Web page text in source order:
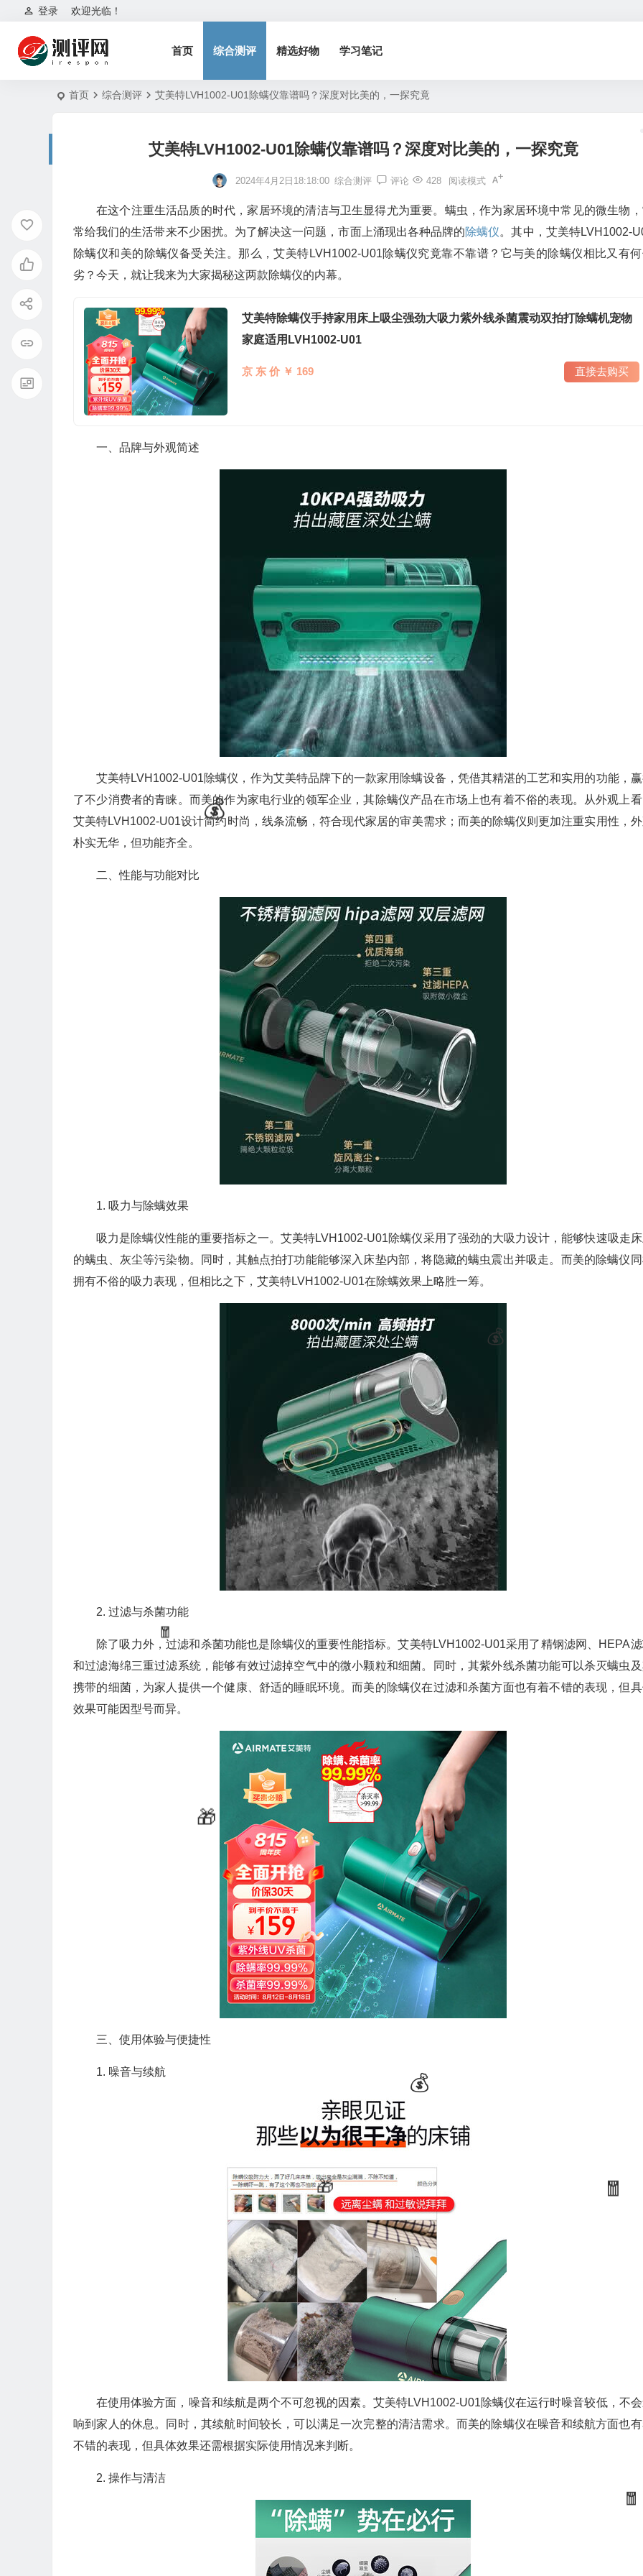
欢迎光临！
登录
首页 综合测评 精选好物 学习笔记
首页 综合测评 艾美特LVH1002-U01除螨仪靠谱吗？深度对比美的，一探究竟
艾美特LVH1002-U01除螨仪靠谱吗？深度对比美的，一探究竟
2024年4月2日18:18:00 综合测评 评论 428 阅读模式
在这个注重生活品质的时代，家居环境的清洁与卫生显得尤为重要。螨虫，作为家居环境中常见的微生物
常给我们的生活带来不少困扰。为了解决这一问题，市面上涌现出各种品牌的除螨仪。其中，艾美特LVH1002-
除螨仪和美的除螨仪备受关注。那么，艾美特LVH1002-U01除螨仪究竟靠不靠谱？它与美的除螨仪相比又有
劣？今天，就让我来为大家揭秘这两款除螨仪的内幕。
艾美特除螨仪手持家用床上吸尘强劲大吸力紫外线杀菌震动双拍打除螨机宠物
家庭适用LVH1002-U01
京 东 价 ￥ 169 直接去购买
一、品牌与外观简述
艾美特LVH1002-U01除螨仪，作为艾美特品牌下的一款家用除螨设备，凭借其精湛的工艺和实用的功能，
了不少消费者的青睐。而美的作为家电行业的领军企业，其除螨仪产品在市场上也有着不俗的表现。从外观上
艾美特LVH1002-U01设计简约时尚，线条流畅，符合现代家居的审美需求；而美的除螨仪则更加注重实用性，
朴实无华，但功能齐全。
二、性能与功能对比
1. 吸力与除螨效果
吸力是除螨仪性能的重要指标之一。艾美特LVH1002-U01除螨仪采用了强劲的大吸力设计，能够快速吸走
的螨虫、灰尘等污染物。同时，其触点拍打功能能够深入床垫内部，将隐藏的螨虫震出并吸走。而美的除螨仪
拥有不俗的吸力表现，但相比之下，艾美特LVH1002-U01在除螨效果上略胜一筹。
2. 过滤与杀菌功能
除了吸力外，过滤和杀菌功能也是除螨仪的重要性能指标。艾美特LVH1002-U01采用了精钢滤网、HEPA
和过滤海绵三重过滤系统，能够有效过滤掉空气中的微小颗粒和细菌。同时，其紫外线杀菌功能可以杀灭螨虫
携带的细菌，为家人提供一个健康、舒适的睡眠环境。而美的除螨仪在过滤和杀菌方面也有着不错的表现，但
效果可能因型号而异。
三、使用体验与便捷性
1. 噪音与续航
在使用体验方面，噪音和续航是两个不可忽视的因素。艾美特LVH1002-U01除螨仪在运行时噪音较低，不
响到家人的休息。同时，其续航时间较长，可以满足一次完整的清洁需求。而美的除螨仪在噪音和续航方面也
不错的表现，但具体效果还需根据实际使用情况来判断。
2. 操作与清洁